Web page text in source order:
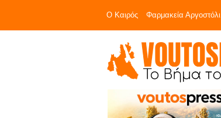
Ο Καιρός Φαρμακεία Αργοστόλι